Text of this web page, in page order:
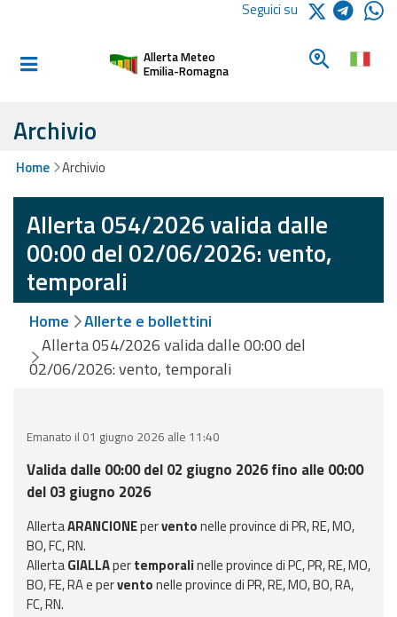
Informati e
Allerte E
Allerte e
Bollettini
Meteo
Allerte e
Bollettini
Valanghe
Previsioni meteo e
marine
Dati osservati
Radar meteo
Seguici su
Allerta Meteo
Emilia-Romagna
Cerca un
Archivio
Home Archivio
Allerta 054/2026 valida dalle
00:00 del 02/06/2026: vento,
temporali
Home
Allerte e bollettini
Allerta 054/2026 valida dalle 00:00 del
02/06/2026: vento, temporali
Emanato il 01 giugno 2026 alle 11:40
Valida dalle 00:00 del 02 giugno 2026 fino alle 00:00
del 03 giugno 2026
AllertaARANCIONEperventonelle province di PR, RE, MO,
BO, FC, RN.
AllertaGIALLApertemporalinelle province di PC, PR, RE, MO,
BO, FE, RA e perventonelle province di PR, RE, MO, BO, RA,
FC, RN.